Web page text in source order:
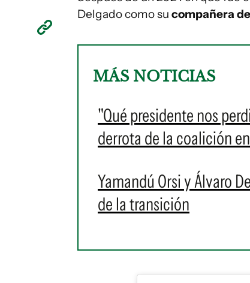
Delgado como su compañera
MÁS NOTICIAS
"Qué presidente nos
derrota de la coalición
Yamandú Orsi y Álvaro
de la transición